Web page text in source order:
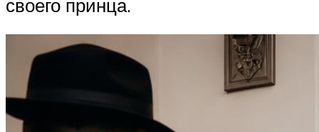
своего принца.